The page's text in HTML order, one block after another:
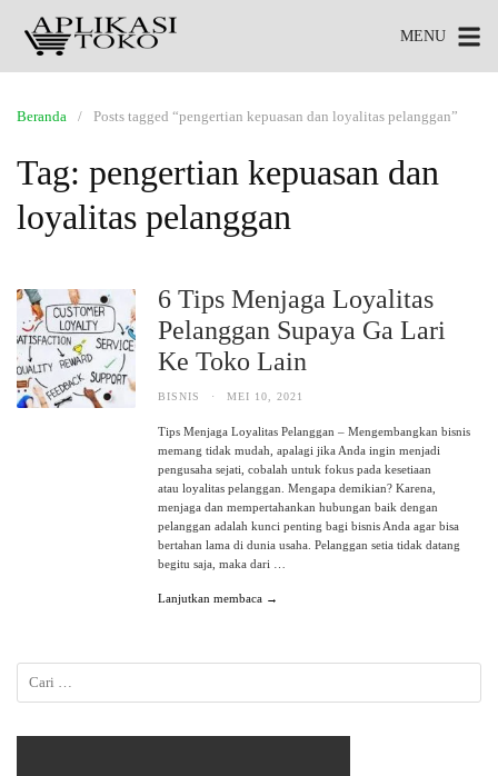
MENU
Beranda Posts tagged “pengertian kepuasan dan loyalitas pelanggan”
Tag: pengertian kepuasan dan
loyalitas pelanggan
6 Tips Menjaga Loyalitas
Pelanggan Supaya Ga Lari
Ke Toko Lain
BISNIS · MEI 10, 2021
Tips Menjaga Loyalitas Pelanggan – Mengembangkan bisnis
memang tidak mudah, apalagi jika Anda ingin menjadi
pengusaha sejati, cobalah untuk fokus pada kesetiaan
atau loyalitas pelanggan. Mengapa demikian? Karena,
menjaga dan mempertahankan hubungan baik dengan
pelanggan adalah kunci penting bagi bisnis Anda agar bisa
bertahan lama di dunia usaha. Pelanggan setia tidak datang
begitu saja, maka dari …
Lanjutkan membaca →